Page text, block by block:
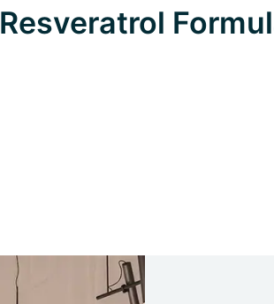
Resveratrol